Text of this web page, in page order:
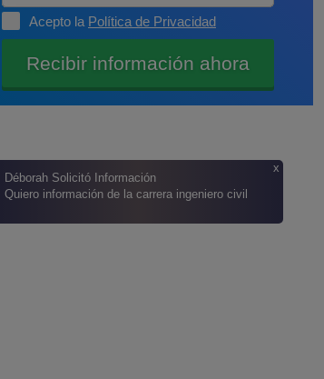
Acepto la Política de Privacidad
Déborah Solicitó Información
Quiero información de la carrera ingeniero civil
x